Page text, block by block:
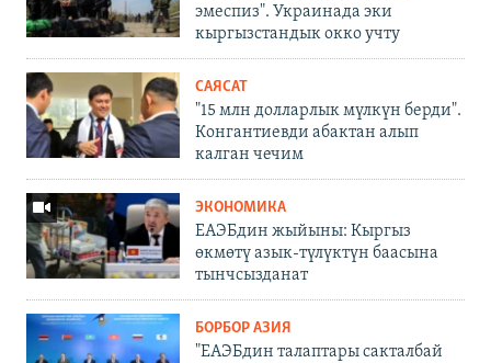
эмеспиз". Украинада эки
кыргызстандык окко учту
САЯСАТ
"15 млн долларлык мүлкүн берди".
Конгантиевди абактан алып
калган чечим
ЭКОНОМИКА
ЕАЭБдин жыйыны: Кыргыз
өкмөтү азык-түлүктүн баасына
тынчсызданат
БОРБОР АЗИЯ
"ЕАЭБдин талаптары сакталбай